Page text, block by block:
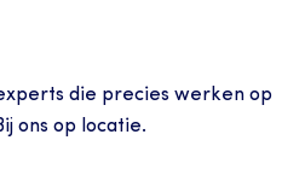
die precies werken op
ons op locatie.